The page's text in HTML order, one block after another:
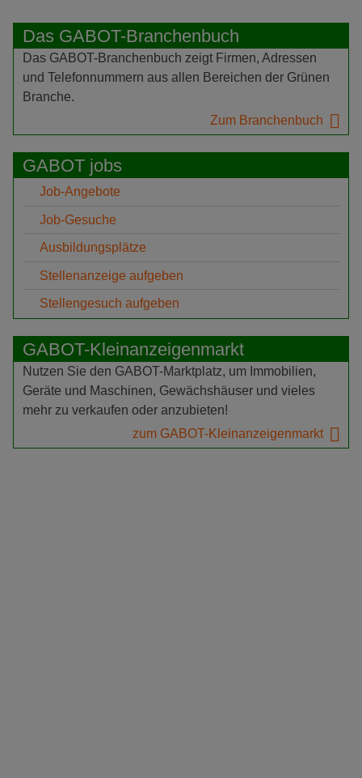
Das GABOT-Branchenbuch
Das GABOT-Branchenbuch zeigt Firmen, Adressen
und Telefonnummern aus allen Bereichen der Grünen
Branche.
Zum Branchenbuch
GABOT jobs
Job-Angebote
Job-Gesuche
Ausbildungsplätze
Stellenanzeige aufgeben
Stellengesuch aufgeben
GABOT-Kleinanzeigenmarkt
Nutzen Sie den GABOT-Marktplatz, um Immobilien,
Geräte und Maschinen, Gewächshäuser und vieles
mehr zu verkaufen oder anzubieten!
zum GABOT-Kleinanzeigenmarkt